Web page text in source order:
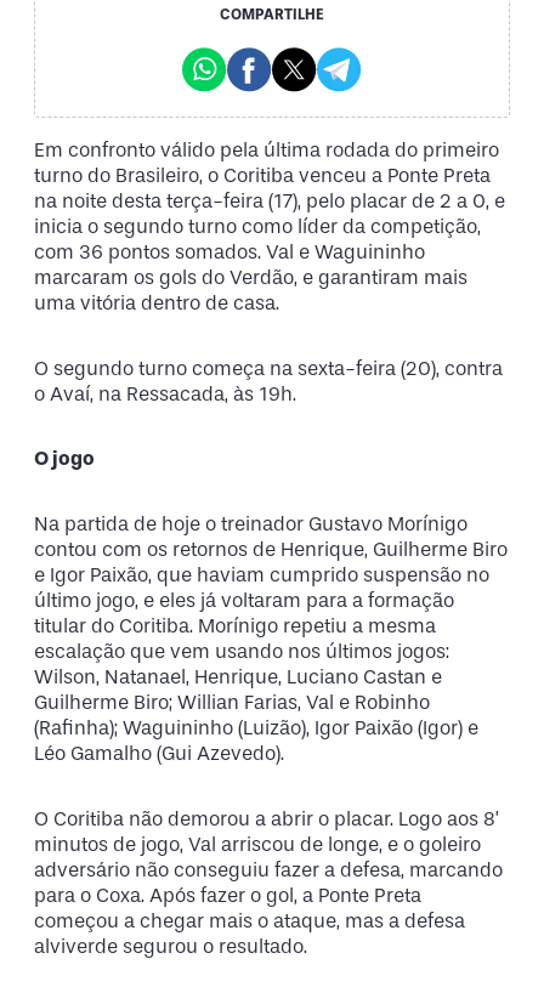
COMPARTILHE
Em confronto válido pela última rodada do primeiro
turno do Brasileiro, o Coritiba venceu a Ponte Preta
na noite desta terça-feira (17), pelo placar de 2 a 0, e
inicia o segundo turno como líder da competição,
com 36 pontos somados. Val e Waguininho
marcaram os gols do Verdão, e garantiram mais
uma vitória dentro de casa.
O segundo turno começa na sexta-feira (20), contra
o Avaí, na Ressacada, às 19h.
O jogo
Na partida de hoje o treinador Gustavo Morínigo
contou com os retornos de Henrique, Guilherme Biro
e Igor Paixão, que haviam cumprido suspensão no
último jogo, e eles já voltaram para a formação
titular do Coritiba. Morínigo repetiu a mesma
escalação que vem usando nos últimos jogos:
Wilson, Natanael, Henrique, Luciano Castan e
Guilherme Biro; Willian Farias, Val e Robinho
(Rafinha); Waguininho (Luizão), Igor Paixão (Igor) e
Léo Gamalho (Gui Azevedo).
O Coritiba não demorou a abrir o placar. Logo aos 8’
minutos de jogo, Val arriscou de longe, e o goleiro
adversário não conseguiu fazer a defesa, marcando
para o Coxa. Após fazer o gol, a Ponte Preta
começou a chegar mais o ataque, mas a defesa
alviverde segurou o resultado.